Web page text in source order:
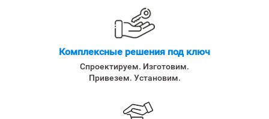
Комплексные решения под ключ
Спроектируем. Изготовим.
Привезем. Установим.